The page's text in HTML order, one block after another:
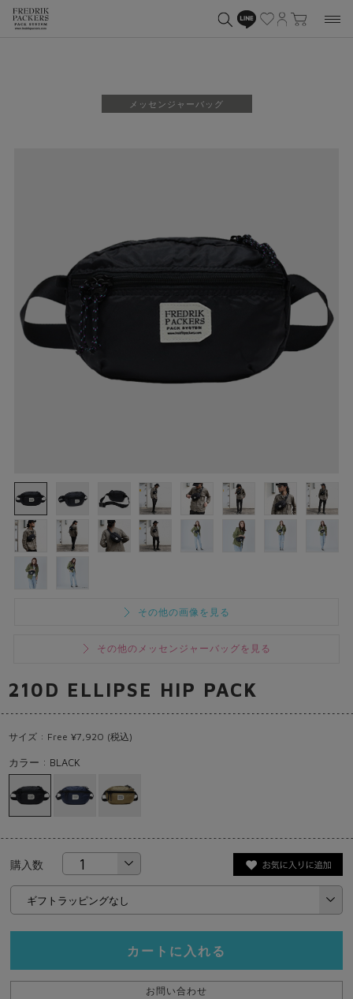
メッセンジャーバッグ
その他の画像を見る
その他のメッセンジャーバッグを見る
210D ELLIPSE HIP PACK
サイズ : Free ¥7,920 (税込)
カラー : BLACK
購入数
カートに入れる
お問い合わせ